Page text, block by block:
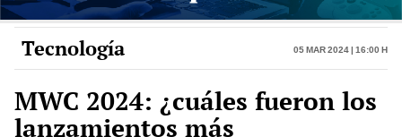
Tecnología 05 Mar 2024 | 16:00 h
MWC 2024: ¿cuáles fueron los
lanzamientos más